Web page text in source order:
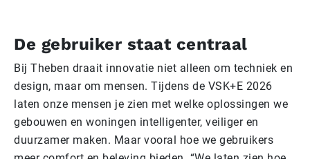
De gebruiker staat centraal
Bij Theben draait innovatie niet alleen om techniek en
design, maar om mensen. Tijdens de VSK+E 2026
laten onze mensen je zien met welke oplossingen we
gebouwen en woningen intelligenter, veiliger en
duurzamer maken. Maar vooral hoe we gebruikers